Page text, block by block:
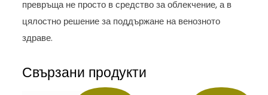
превръща не просто в средство за облекчение, а в
цялостно решение за поддържане на венозното
здраве.
Свързани продукти